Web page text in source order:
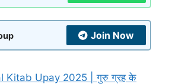
Join Now
Kitab Upay 2025 | गुरु ग्रह के